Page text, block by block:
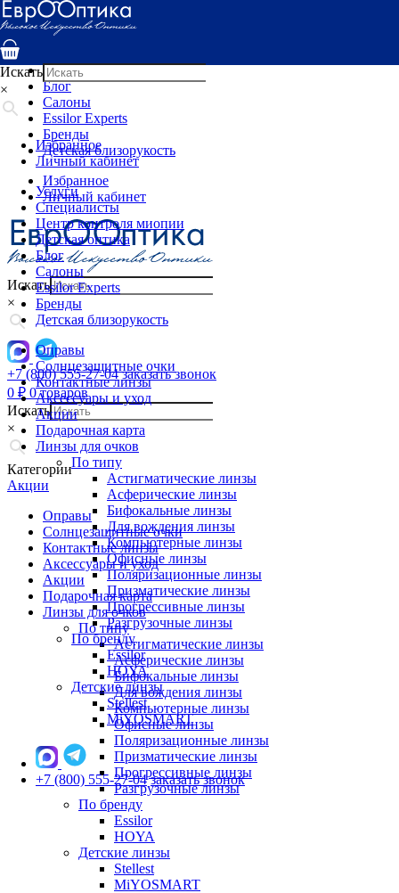
Услуги
Специалисты
Детская оптика
Блог
Салоны
Essilor Experts
Бренды
Детская близорукость
Избранное
Личный кабинет
Искать
×
+7 (800) 555-27-04 заказать звонок
0 ₽ 0 товаров
Искать
×
Категории
Акции
Оправы
Солнцезащитные очки
Контактные линзы
Аксессуары и уход
Акции
Подарочная карта
Линзы для очков
По типу
Астигматические линзы
Асферические линзы
Бифокальные линзы
Для вождения линзы
Компьютерные линзы
Офисные линзы
Поляризационные линзы
Призматические линзы
Прогрессивные линзы
Разгрузочные линзы
По бренду
Essilor
HOYA
Детские линзы
Stellest
MiYOSMART
Искать
×
Избранное
Личный кабинет
Услуги
Специалисты
Центр контроля миопии
Детская оптика
Блог
Салоны
Essilor Experts
Бренды
Детская близорукость
Оправы
Солнцезащитные очки
Контактные линзы
Аксессуары и уход
Акции
Подарочная карта
Линзы для очков
По типу
Астигматические линзы
Асферические линзы
Бифокальные линзы
Для вождения линзы
Компьютерные линзы
Офисные линзы
Поляризационные линзы
Призматические линзы
Прогрессивные линзы
Разгрузочные линзы
По бренду
Essilor
HOYA
Детские линзы
Stellest
MiYOSMART
+7 (800) 555-27-04 заказать звонок